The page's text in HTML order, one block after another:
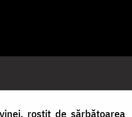
rostit de sărbătoarea